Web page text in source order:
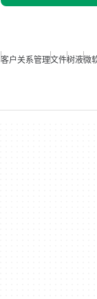
客户关系管理文件树液微